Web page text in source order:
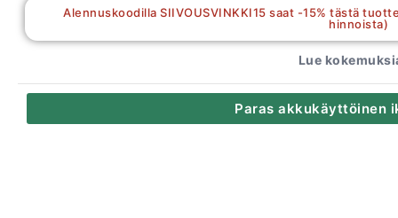
Alennuskoodilla SIIVOUSVINKKI15 saat -15% tästä
hinnoista)
Lue
Paras akkukäyttöinen